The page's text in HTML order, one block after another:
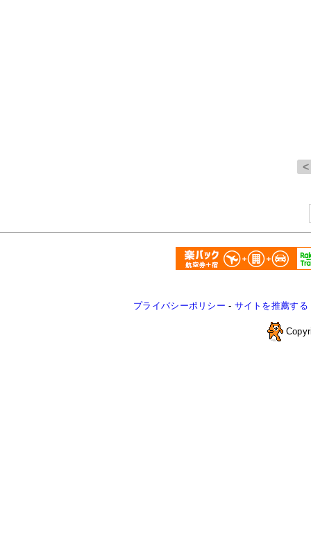
プライバシーポリシー - サイトを推薦する